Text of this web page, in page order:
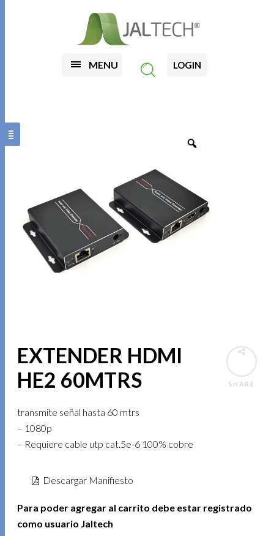
MENU LOGIN
SHARE
EXTENDER HDMI
HE2 60MTRS
transmite señal hasta 60 mtrs
– 1080p
– Requiere cable utp cat.5e-6 100% cobre
Descargar Manifiesto
Para poder agregar al carrito debe estar registrado
como usuario Jaltech